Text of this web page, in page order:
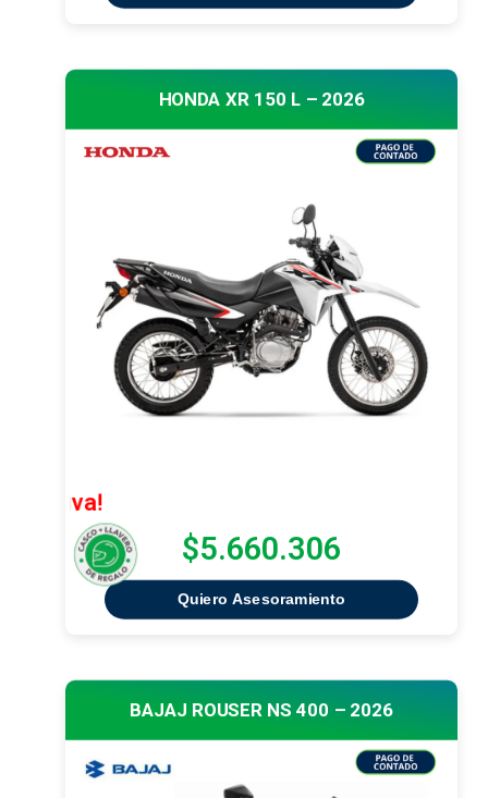
HONDA XR 150 L – 2026
$5.660.306
Quiero Asesoramiento
BAJAJ ROUSER NS 400 – 2026